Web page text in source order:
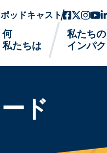
ッドキャストフェイス
ツイッ
イン
ユ
何
私たちは
私たちの
インパク
ド